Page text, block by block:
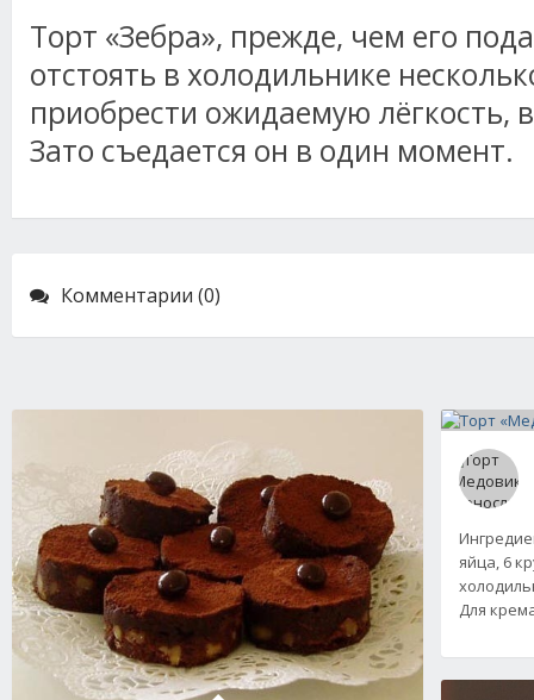
Торт «Зебра», прежде, чем его
отстоять в холодильнике
приобрести ожидаемую лёгкость,
Зато съедается он в один момент.
Комментарии (0)
яйца, 6
Для